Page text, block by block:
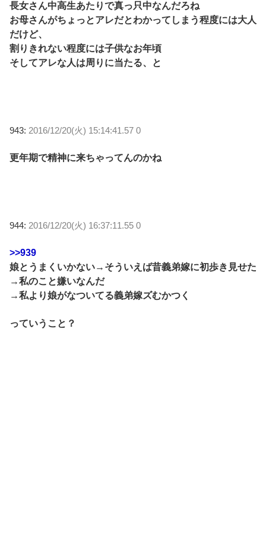
長女さん中高生あたりで真っ只中なんだろね
お母さんがちょっとアレだとわかってしまう程度には大人
だけど、
割りきれない程度には子供なお年頃
そしてアレな人は周りに当たる、と
943: 2016/12/20(火) 15:14:41.57 0
更年期で精神に来ちゃってんのかね
944: 2016/12/20(火) 16:37:11.55 0
>>939
娘とうまくいかない→そういえば昔義弟嫁に初歩き見せた
→私のこと嫌いなんだ
→私より娘がなついてる義弟嫁ズむかつく
っていうこと？